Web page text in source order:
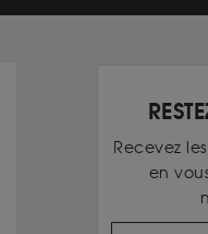
Recevez
en